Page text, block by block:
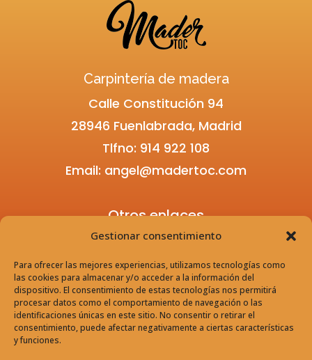
Gestionar consentimiento
Para ofrecer las mejores experiencias, utilizamos tecnologías como
las cookies para almacenar y/o acceder a la información del
dispositivo. El consentimiento de estas tecnologías nos permitirá
procesar datos como el comportamiento de navegación o las
identificaciones únicas en este sitio. No consentir o retirar el
consentimiento, puede afectar negativamente a ciertas características
y funciones.
Carpintería de madera
Calle Constitución 94
28946 Fuenlabrada, Madrid
Tlfno: 914 922 108
Email: angel@madertoc.com
Otros enlaces
Aviso legal
Política de privacidad